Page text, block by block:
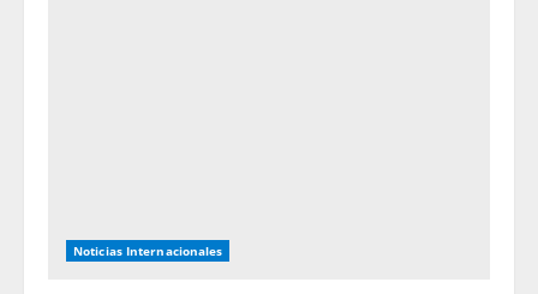
Noticias Internacionales